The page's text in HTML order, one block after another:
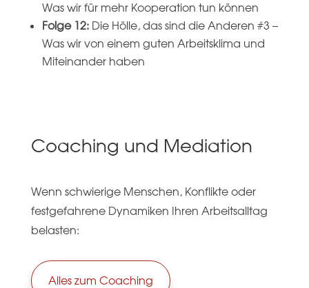
Was wir für mehr Kooperation tun können
Folge 12:Die Hölle, das sind die Anderen #3 –
Was wir von einem guten Arbeitsklima und
Miteinander haben
Coaching und Mediation
Wenn schwierige Menschen, Konflikte oder
festgefahrene Dynamiken Ihren Arbeitsalltag
belasten:
Alles zum Coaching